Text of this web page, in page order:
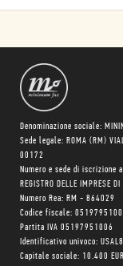
Denominazione sociale:
Sede legale: ROMA (RM)
00172
Numero e sede di
REGISTRO DELLE IMPRESE DI
Numero Rea: RM - 864029
Codice fiscale:
Partita IVA 05197951006
Identificativo univoco:
Capitale sociale: 10.400